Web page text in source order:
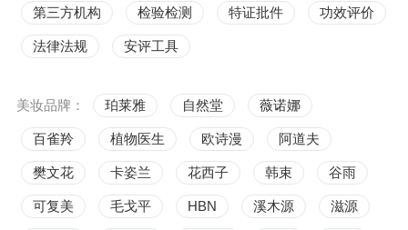
第三方机构 检验检测 特证批件 功效评价
法律法规 安评工具
美妆品牌： 珀莱雅 自然堂 薇诺娜
百雀羚 植物医生 欧诗漫 阿道夫
樊文花 卡姿兰 花西子 韩束 谷雨
可复美 毛戈平 HBN 溪木源 滋源